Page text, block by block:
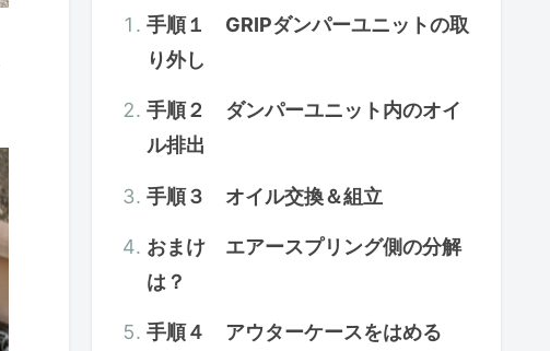
手順１ GRIPダンパーユニットの取
り外し
手順２ ダンパーユニット内のオイ
ル排出
手順３ オイル交換＆組立
おまけ エアースプリング側の分解
は？
手順４ アウターケースをはめる